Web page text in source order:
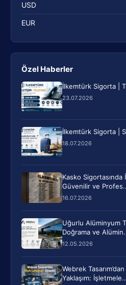
USD
EUR
Özel Haberler
İlkemtürk Sigorta |
23.07.2026
İlkemtürk Sigorta |
18.07.2026
Kasko
Güvenilir ve
16.07.2026
Uğurlu Alüminyum
Doğrama ve
12.05.2026
Webrek
Yaklaşım: